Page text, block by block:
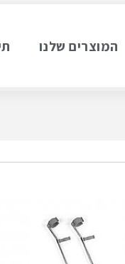
המוצרים שלנו